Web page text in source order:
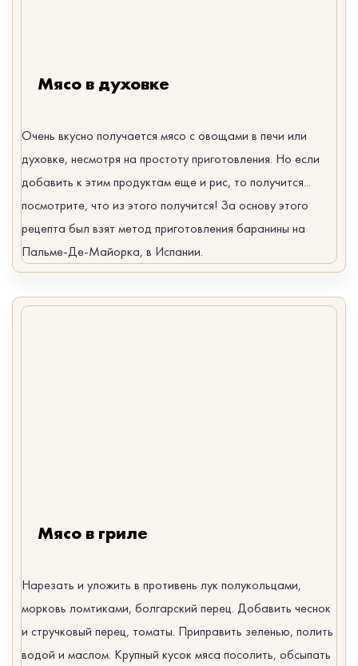
Мясо в духовке
Очень вкусно получается мясо с овощами в печи или
духовке, несмотря на простоту приготовления. Но если
добавить к этим продуктам еще и рис, то получится...
посмотрите, что из этого получится! За основу этого
рецепта был взят метод приготовления баранины на
Пальме-Де-Майорка, в Испании.
Мясо в гриле
Нарезать и уложить в противень лук полукольцами,
морковь ломтиками, болгарский перец. Добавить чеснок
и стручковый перец, томаты. Приправить зеленью, полить
водой и маслом. Крупный кусок мяса посолить, обсыпать